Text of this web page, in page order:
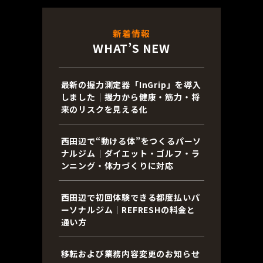
新着情報
WHAT’S NEW
最新の握力測定器「InGrip」を導入
しました｜握力から健康・筋力・将
来のリスクを見える化
西田辺で“動ける体”をつくるパーソ
ナルジム｜ダイエット・ゴルフ・ラ
ンニング・体力づくりに対応
西田辺で初回体験できる都度払いパ
ーソナルジム｜REFRESHの料金と
通い方
移転および業務内容変更のお知らせ